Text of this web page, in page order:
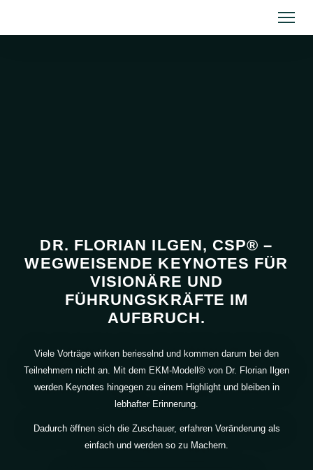
DR. FLORIAN ILGEN, CSP® –
WEGWEISENDE KEYNOTES FÜR
VISIONÄRE UND
FÜHRUNGSKRÄFTE IM
AUFBRUCH.
Viele Vorträge wirken berieselnd und kommen darum bei den
Teilnehmern nicht an. Mit dem EKM-Modell® von Dr. Florian Ilgen
werden Keynotes hingegen zu einem Highlight und bleiben in
lebhafter Erinnerung.
Dadurch öffnen sich die Zuschauer, erfahren Veränderung als
einfach und werden so zu Machern.